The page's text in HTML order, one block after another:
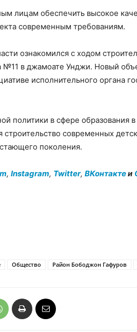
лицам обеспечить высокое
современным требованиям.
ознакомился с ходом
№11 в джамоате Унджи. Новый
исполнительного органа
политики в сфере образования
современных
поколения.
, Instagram, Twitter, ВКонтактеи
Общество Район Бободжон Гафуров